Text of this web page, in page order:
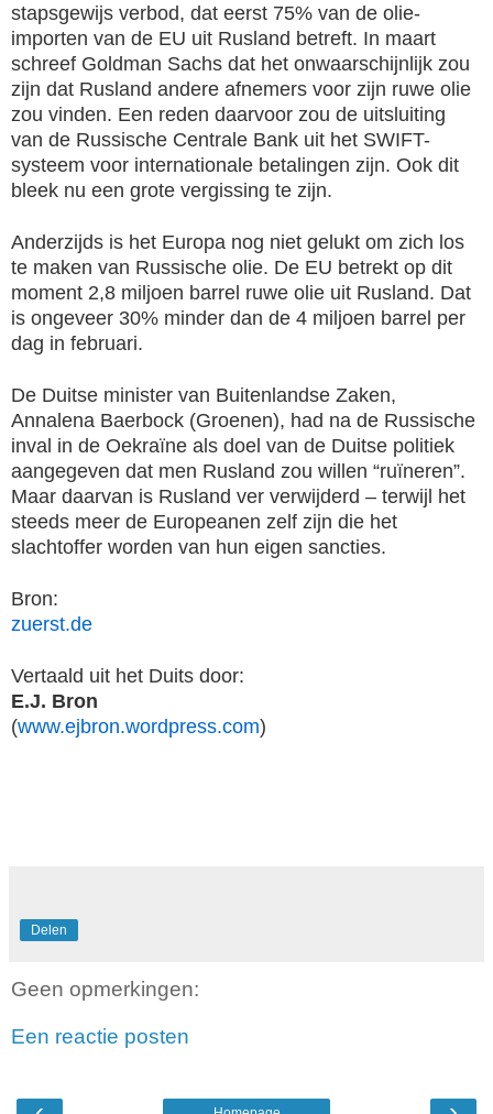
stapsgewijs verbod, dat eerst 75% van de olie-
importen van de EU uit Rusland betreft. In maart
schreef Goldman Sachs dat het onwaarschijnlijk zou
zijn dat Rusland andere afnemers voor zijn ruwe olie
zou vinden. Een reden daarvoor zou de uitsluiting
van de Russische Centrale Bank uit het SWIFT-
systeem voor internationale betalingen zijn. Ook dit
bleek nu een grote vergissing te zijn.
Anderzijds is het Europa nog niet gelukt om zich los
te maken van Russische olie. De EU betrekt op dit
moment 2,8 miljoen barrel ruwe olie uit Rusland. Dat
is ongeveer 30% minder dan de 4 miljoen barrel per
dag in februari.
De Duitse minister van Buitenlandse Zaken,
Annalena Baerbock (Groenen), had na de Russische
inval in de Oekraïne als doel van de Duitse politiek
aangegeven dat men Rusland zou willen “ruïneren”.
Maar daarvan is Rusland ver verwijderd – terwijl het
steeds meer de Europeanen zelf zijn die het
slachtoffer worden van hun eigen sancties.
Bron:
zuerst.de
Vertaald uit het Duits door:
E.J. Bron
(www.ejbron.wordpress.com)
Delen
Geen opmerkingen:
Een reactie posten